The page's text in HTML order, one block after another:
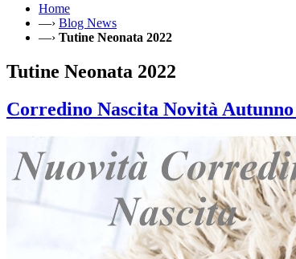
Home
—› Blog News
—› Tutine Neonata 2022
Tutine Neonata 2022
Corredino Nascita Novità